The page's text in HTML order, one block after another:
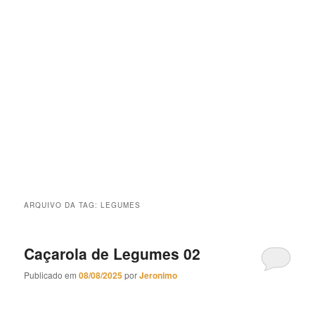
ARQUIVO DA TAG:LEGUMES
Caçarola de Legumes 02
Publicado em08/08/2025porJeronimo